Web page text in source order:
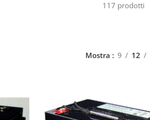
117 prodotti
Mostra 9 12